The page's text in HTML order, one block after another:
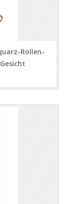
Rollen-